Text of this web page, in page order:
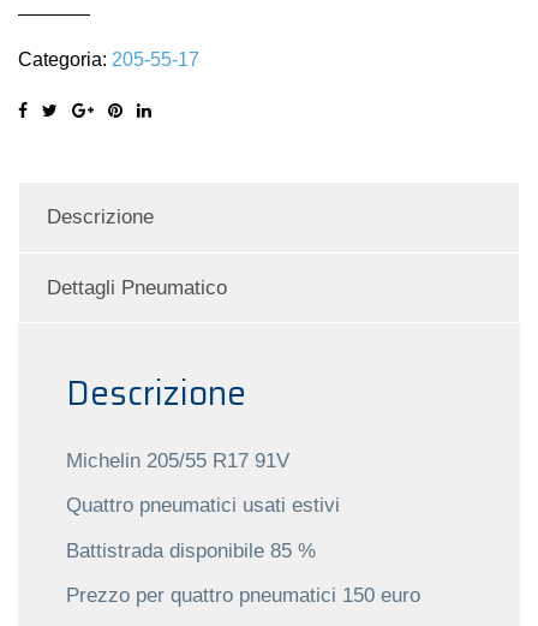
quantità
Categoria: 205-55-17
Descrizione
Dettagli Pneumatico
Descrizione
Michelin 205/55 R17 91V
Quattro pneumatici usati estivi
Battistrada disponibile 85 %
Prezzo per quattro pneumatici 150 euro